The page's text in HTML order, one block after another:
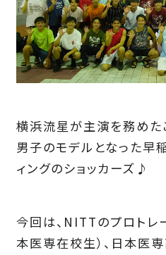
横浜流星が主演を務めた
男子のモデルとなった早
ィングのショッカーズ♪
今回は、NITTのプロトレ
本医専在校生）、日本医